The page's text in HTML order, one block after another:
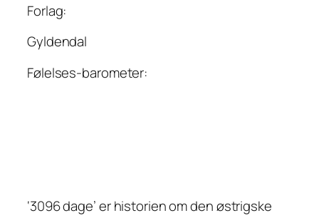
Forlag:
Gyldendal
Følelses-barometer:
‘3096 dage’ er historien om den østrigske